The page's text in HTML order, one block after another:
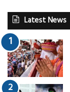
Latest News